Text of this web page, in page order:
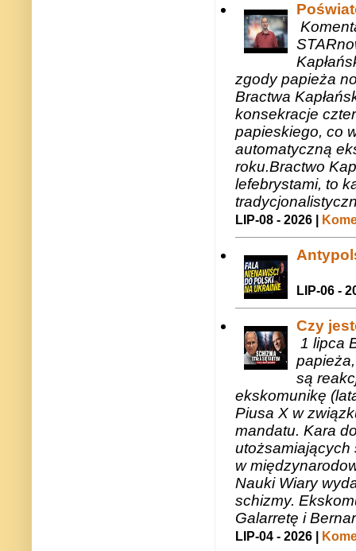
zgody papieża
Bractwa
konsekracje
papieskiego, co
automatyczną
roku.Bractwo
lefebrystami, to
LIP-08 - 2026 |
LIP-06 -
Czy
1 lipca
są
ekskomunikę
Piusa X w
mandatu. Kara
utożsamiających
w
Nauki Wiary
schizmy.
Galarretę i
LIP-04 - 2026 |